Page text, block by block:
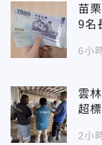
苗
9名
6小
雲
超
2小